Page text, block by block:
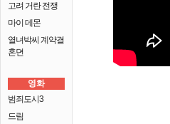
고려 거란 전쟁
마이 데몬
열녀박씨 계약결
혼뎐
영화
범죄도시3
드림